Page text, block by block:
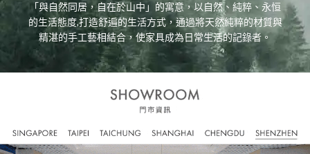
「與自然同居，自在於山中」的寓意，以自然、純粹、永恒
的生活態度,打造舒遍的生活方式，通過將天然純粹的材質與
精湛的手工藝相結合，使家具成為日常生活的記錄者。